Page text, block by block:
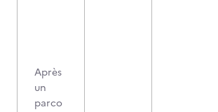
Après
un
parco